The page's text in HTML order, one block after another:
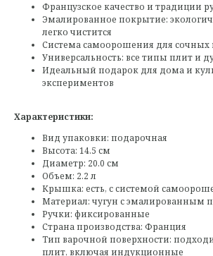
Французское качество и традиции
Эмалированное покрытие:
легко чистится
Система самоорошения для
Универсальность: все типы плит и
Идеальный подарок для дома и
экспериментов
Характеристики:
Вид упаковки: подарочная
Высота: 14.5 см
Диаметр: 20.0 см
Объем: 2.2 л
Крышка: есть, с системой
Материал: чугун с эмалированным
Ручки: фиксированные
Страна производства: Франция
Тип варочной поверхности:
плит, включая индукционные